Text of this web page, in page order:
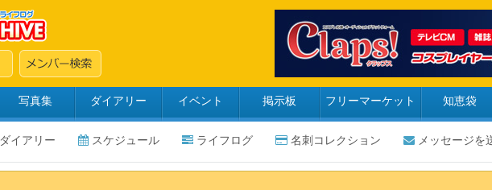
写真集 ダイアリー イベント 掲示板 フリーマーケット 知恵袋
ダイアリー スケジュール ライフログ 名刺コレクション メッセージを